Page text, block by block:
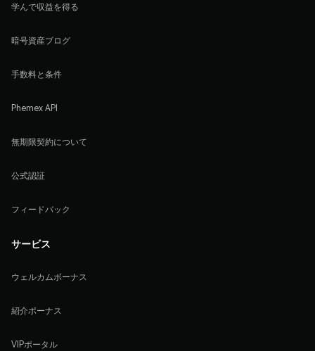
学んで収益を得る
暗号資産ブログ
手数料と条件
Phemex API
無期限契約について
公式認証
フィードバック
サービス
ウェルカムボーナス
紹介ボーナス
VIPポータル